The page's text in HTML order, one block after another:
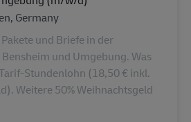
Germany
und Briefe in der
und Umgebung. Was
Stundenlohn (18,50 € inkl.
Weitere 50% Weihnachtsgeld